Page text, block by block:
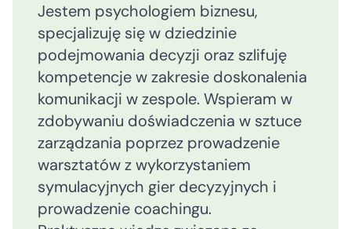
Jestem psychologiem biznesu,
specjalizuję się w dziedzinie
podejmowania decyzji oraz szlifuję
kompetencje w zakresie doskonalenia
komunikacji w zespole. Wspieram w
zdobywaniu doświadczenia w sztuce
zarządzania poprzez prowadzenie
warsztatów z wykorzystaniem
symulacyjnych gier decyzyjnych i
prowadzenie coachingu.